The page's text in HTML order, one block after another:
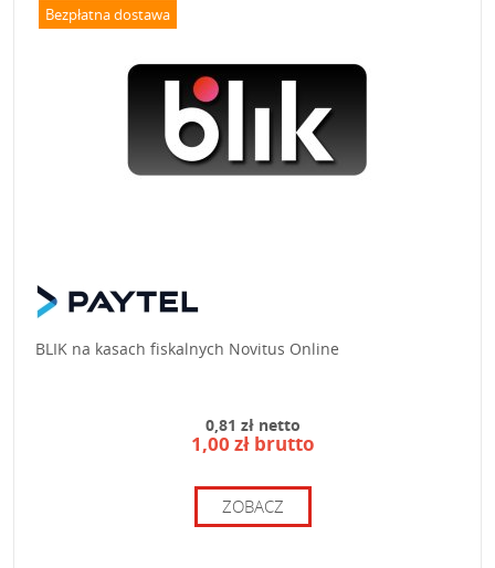
Bezpłatna dostawa
BLIK na kasach fiskalnych Novitus Online
0,81 zł netto
1,00 zł brutto
ZOBACZ